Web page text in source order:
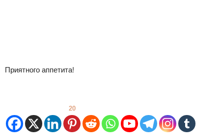
Приятного аппетита!
20